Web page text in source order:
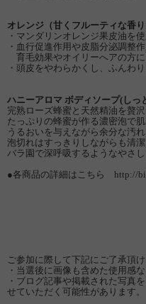
オレンジ（甘くフルーティな香り
・マンダリンオレンジ果皮油を使
・血行促進作用や皮脂分泌調整作
育毛効果やオイリーへアの方に
・頭皮をやわらかくし、ふんわ
ハニーアロマ ボディソープ(しっ
完熟ローズ蜂蜜と天然精油を贅
たっぷりの蜂蜜が作る濃密泡で
うるおいを与えながら余分な汚れ
泡切れはすっきりしながらも清潔
バラ園で深呼吸するようなやさし
●各商品の詳細はこちら http://
ご参加に際して下記にご了承頂
・当選後に画像も含めた使用感
・ブログ記事や掲載された写真
せていただく可能性があります。